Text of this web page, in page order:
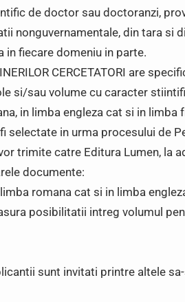
de doctor sau doctoranzi,
nonguvernamentale, din tara si
fiecare domeniu in parte.
CERCETATORI are
si/sau volume cu caracter
in limba engleza cat si in limba
selectate in urma procesului de
trimite catre Editura Lumen, la
documente:
romana cat si in limba
posibilitatii intreg volumul
sunt invitati printre altele